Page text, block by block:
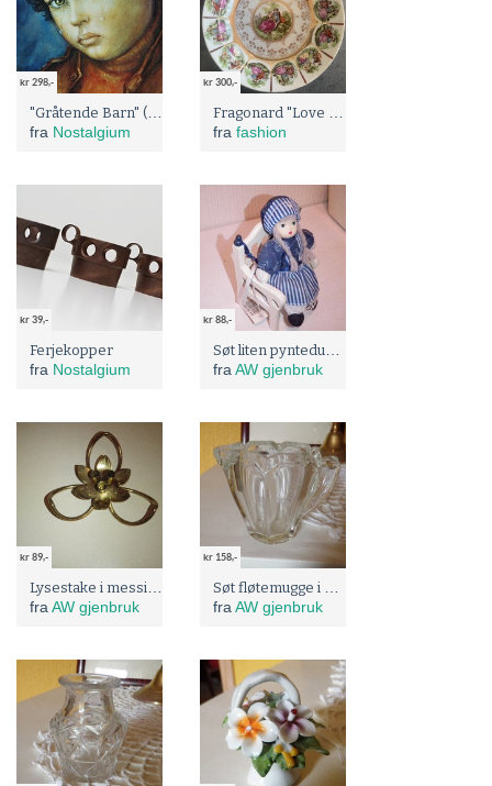
kr 298,-
fra Nostalgium
kr 300,-
fra fashion
kr 39,-
Ferjekopper
fra Nostalgium
kr 88,-
fra AW gjenbruk
kr 89,-
fra AW gjenbruk
kr 158,-
fra AW gjenbruk